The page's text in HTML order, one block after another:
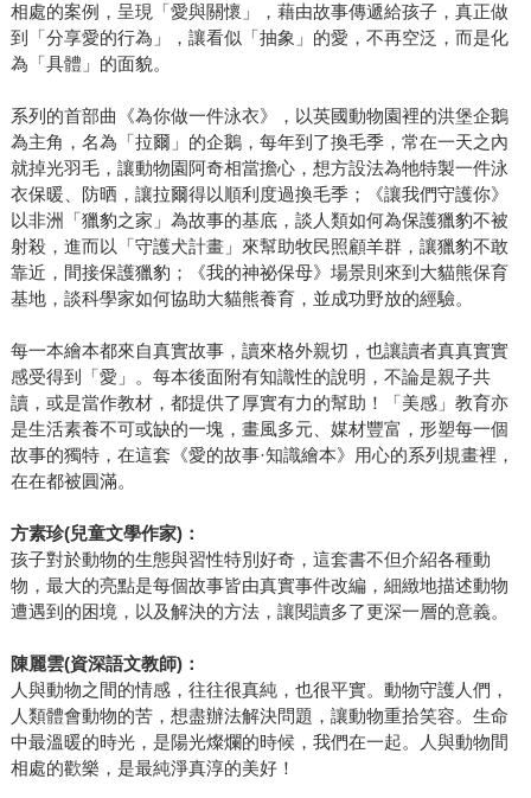
相處的案例，呈現「愛與關懷」，藉由故事傳遞給孩子，真正做
到「分享愛的行為」，讓看似「抽象」的愛，不再空泛，而是化
為「具體」的面貌。
系列的首部曲《為你做一件泳衣》，以英國動物園裡的洪堡企鵝
為主角，名為「拉爾」的企鵝，每年到了換毛季，常在一天之內
就掉光羽毛，讓動物園阿奇相當擔心，想方設法為牠特製一件泳
衣保暖、防晒，讓拉爾得以順利度過換毛季；《讓我們守護你》
以非洲「獵豹之家」為故事的基底，談人類如何為保護獵豹不被
射殺，進而以「守護犬計畫」來幫助牧民照顧羊群，讓獵豹不敢
靠近，間接保護獵豹；《我的神祕保母》場景則來到大貓熊保育
基地，談科學家如何協助大貓熊養育，並成功野放的經驗。
每一本繪本都來自真實故事，讀來格外親切，也讓讀者真真實實
感受得到「愛」。每本後面附有知識性的說明，不論是親子共
讀，或是當作教材，都提供了厚實有力的幫助！「美感」教育亦
是生活素養不可或缺的一塊，畫風多元、媒材豐富，形塑每一個
故事的獨特，在這套《愛的故事·知識繪本》用心的系列規畫裡，
在在都被圓滿。
方素珍(兒童文學作家)：
孩子對於動物的生態與習性特別好奇，這套書不但介紹各種動
物，最大的亮點是每個故事皆由真實事件改編，細緻地描述動物
遭遇到的困境，以及解決的方法，讓閱讀多了更深一層的意義。
陳麗雲(資深語文教師)：
人與動物之間的情感，往往很真純，也很平實。動物守護人們，
人類體會動物的苦，想盡辦法解決問題，讓動物重拾笑容。生命
中最溫暖的時光，是陽光燦爛的時候，我們在一起。人與動物間
相處的歡樂，是最純淨真淳的美好！